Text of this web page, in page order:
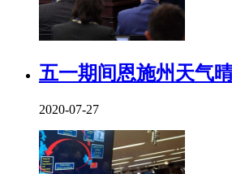
五一期间恩施州天气
2020-07-27